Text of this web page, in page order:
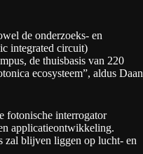
de onderzoeks- en
integrated circuit)
de thuisbasis van 220
ecosysteem”, aldus Daan
fotonische interrogator
applicatieontwikkeling.
zal blijven liggen op lucht- en